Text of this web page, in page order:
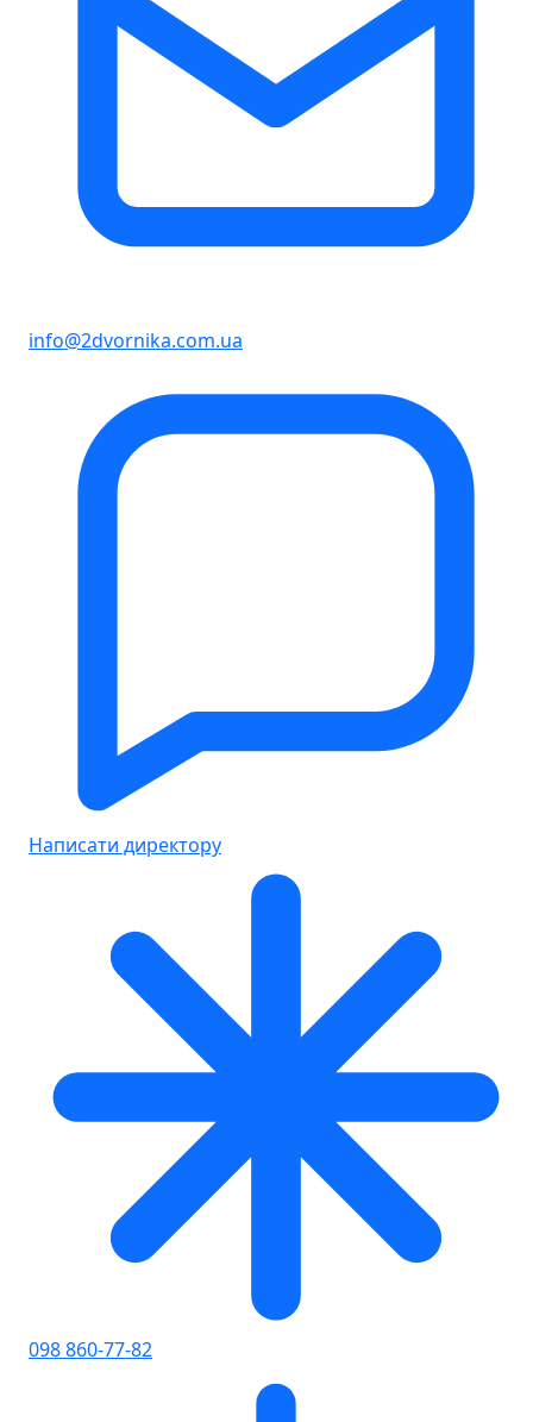
info@2dvornika.com.ua
Написати директору
098 860-77-82